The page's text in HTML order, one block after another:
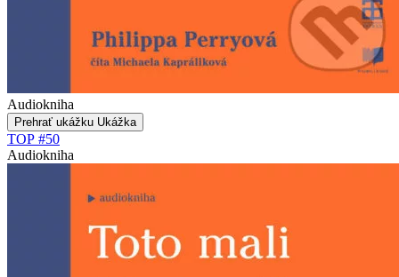
Audiokniha
Prehrať ukážku Ukážka
TOP #50
Audiokniha